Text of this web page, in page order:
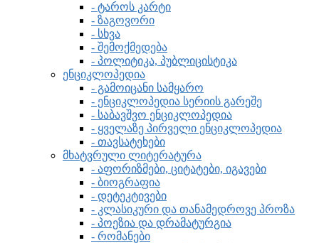
- ტაროს კარტი
- ზაგოვორი
- სხვა
- შემოქმედება
- პოლიტიკა, პუბლიცისტიკა
ენციკლოპედია
- გამოიცანი სამყარო
- ენციკლოპედია სერიის გარეშე
- საბავშვო ენციკლოპედია
- ყველაზე პირველი ენციკლოპედია
- თავსატეხები
მხატვრული ლიტერატურა
- აფორიზმები, ციტატები, იგავები
- ბიოგრაფია
- დეტეკტივები
- კლასიკური და თანამედროვე პროზა
- პოეზია და დრამატურგია
- რომანები